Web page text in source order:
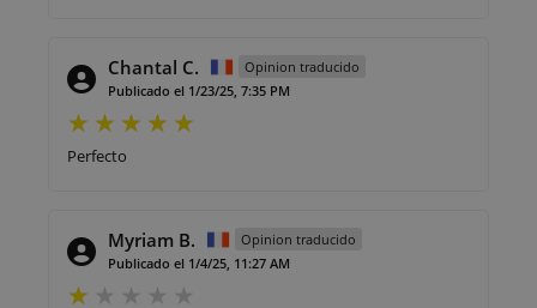
Chantal C.
Opinion traducido
Publicado el 1/23/25, 7:35 PM
Perfecto
Myriam B.
Opinion traducido
Publicado el 1/4/25, 11:27 AM